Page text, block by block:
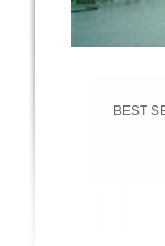
BEST